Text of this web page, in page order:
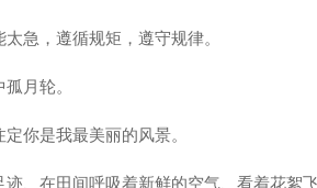
急，遵循规矩，遵守规律。
月轮。
你是我最美丽的风景。
、在田间呼吸着新鲜的空气、看着花絮